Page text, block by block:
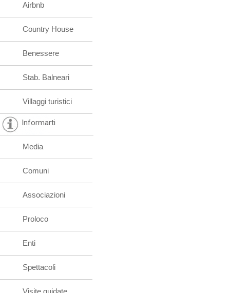
Airbnb
Country House
Benessere
Stab. Balneari
Villaggi turistici
Informarti
Media
Comuni
Associazioni
Proloco
Enti
Spettacoli
Visite guidate